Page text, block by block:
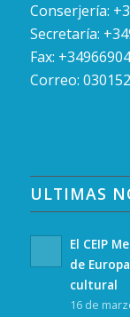
Conserjería:
Secretaría:
Fax:
Correo:
ULTIMAS
El CEIP
de
cultural
16 de